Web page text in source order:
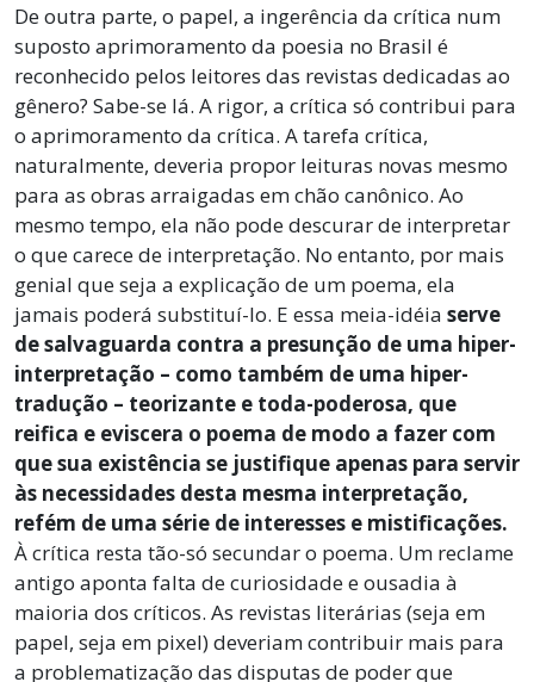
De outra parte, o papel, a ingerência da crítica num
suposto aprimoramento da poesia no Brasil é
reconhecido pelos leitores das revistas dedicadas ao
gênero? Sabe-se lá. A rigor, a crítica só contribui para
o aprimoramento da crítica. A tarefa crítica,
naturalmente, deveria propor leituras novas mesmo
para as obras arraigadas em chão canônico. Ao
mesmo tempo, ela não pode descurar de interpretar
o que carece de interpretação. No entanto, por mais
genial que seja a explicação de um poema, ela
jamais poderá substituí-lo. E essa meia-idéia serve
de salvaguarda contra a presunção de uma hiper-
interpretação – como também de uma hiper-
tradução – teorizante e toda-poderosa, que
reifica e eviscera o poema de modo a fazer com
que sua existência se justifique apenas para servir
às necessidades desta mesma interpretação,
refém de uma série de interesses e mistificações.
À crítica resta tão-só secundar o poema. Um reclame
antigo aponta falta de curiosidade e ousadia à
maioria dos críticos. As revistas literárias (seja em
papel, seja em pixel) deveriam contribuir mais para
a problematização das disputas de poder que